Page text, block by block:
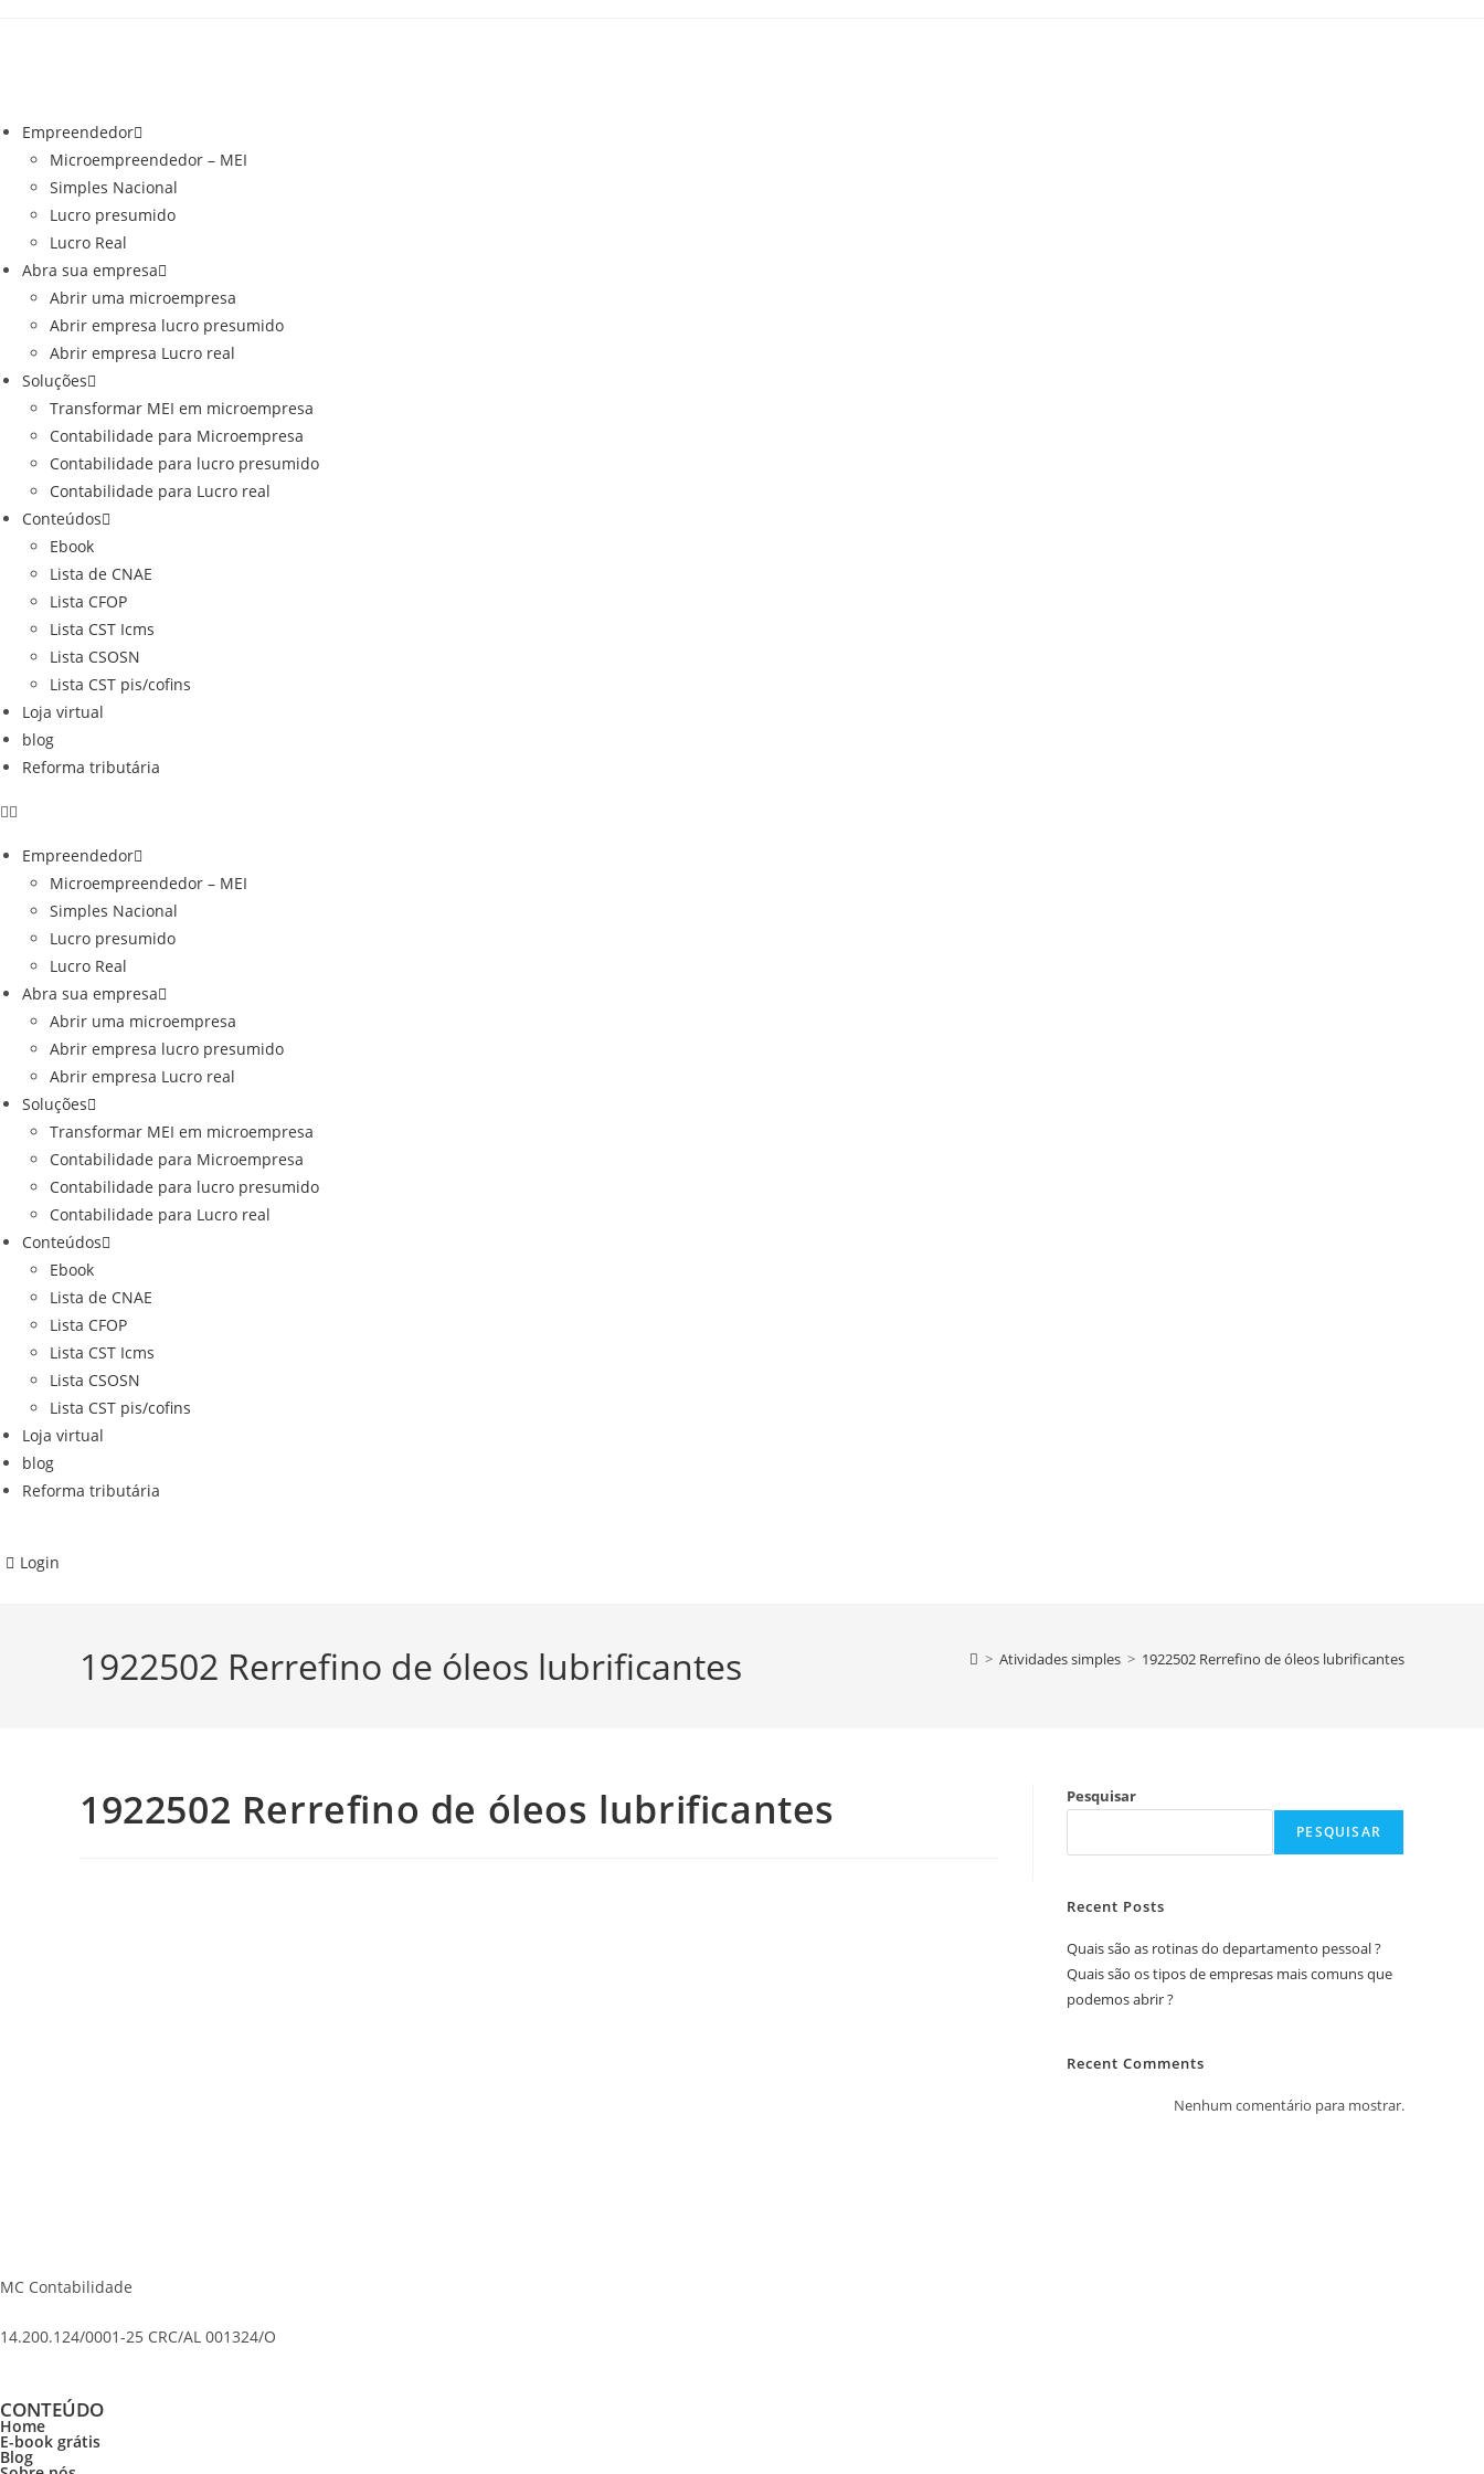
Empreendedor
Microempreendedor – MEI
Simples Nacional
Lucro presumido
Lucro Real
Abra sua empresa
Abrir uma microempresa
Abrir empresa lucro presumido
Abrir empresa Lucro real
Soluções
Transformar MEI em microempresa
Contabilidade para Microempresa
Contabilidade para lucro presumido
Contabilidade para Lucro real
Conteúdos
Ebook
Lista de CNAE
Lista CFOP
Lista CST Icms
Lista CSOSN
Lista CST pis/cofins
Loja virtual
blog
Reforma tributária
Empreendedor
Microempreendedor – MEI
Simples Nacional
Lucro presumido
Lucro Real
Abra sua empresa
Abrir uma microempresa
Abrir empresa lucro presumido
Abrir empresa Lucro real
Soluções
Transformar MEI em microempresa
Contabilidade para Microempresa
Contabilidade para lucro presumido
Contabilidade para Lucro real
Conteúdos
Ebook
Lista de CNAE
Lista CFOP
Lista CST Icms
Lista CSOSN
Lista CST pis/cofins
Loja virtual
blog
Reforma tributária
Login
1922502 Rerrefino de óleos lubrificantes > Atividades simples > 1922502 Rerrefino de óleos lubrificantes
1922502 Rerrefino de óleos lubrificantes Pesquisar
PESQUISAR
Recent Posts
Quais são as rotinas do departamento pessoal ?
Quais são os tipos de empresas mais comuns que
podemos abrir ?
Recent Comments
Nenhum comentário para mostrar.
MC Contabilidade
14.200.124/0001-25 CRC/AL 001324/O
CONTEÚDO
Home
E-book grátis
Blog